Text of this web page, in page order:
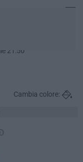
21:50
Cambia colore: